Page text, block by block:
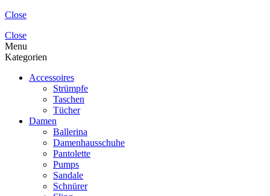
Close
Close
Menu
Kategorien
Accessoires
Strümpfe
Taschen
Tücher
Damen
Ballerina
Damenhausschuhe
Pantolette
Pumps
Sandale
Schnürer